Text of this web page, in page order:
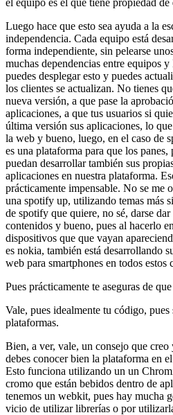
el equipo es el que tiene propiedad de
Luego hace que esto sea ayuda a la
independencia. Cada equipo está
forma independiente, sin pelearse
muchas dependencias entre equipos
puedes desplegar esto y puedes
los clientes se actualizan. No tienes
nueva versión, a que pase la
aplicaciones, a que tus usuarios si
última versión sus aplicaciones, lo
la web y bueno, luego, en el caso de
es una plataforma para que los panes,
puedan desarrollar también sus
aplicaciones en nuestra plataforma.
prácticamente impensable. No se me
una spotify up, utilizando temas más
de spotify que quiere, no sé, darse
contenidos y bueno, pues al hacerlo
dispositivos que que vayan
es nokia, también está desarrollando
web para smartphones en todos estos
Pues prácticamente te aseguras de
Vale, pues idealmente tu código, pues
plataformas.
Bien, a ver, vale, un consejo que creo
debes conocer bien la plataforma en
Esto funciona utilizando un un
cromo que están bebidos dentro de
tenemos un webkit, pues hay mucha
vicio de utilizar librerías o por